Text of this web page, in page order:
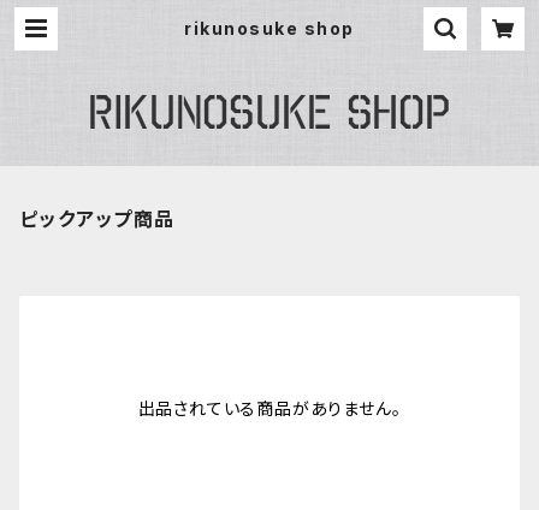
rikunosuke shop
ピックアップ商品
出品されている商品がありません。